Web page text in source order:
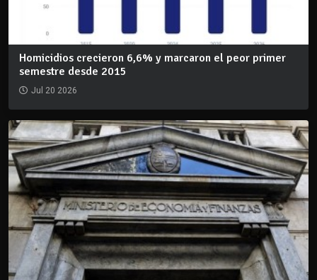
Homicidios crecieron 6,6% y marcaron el peor primer
semestre desde 2015
Jul 20 2026